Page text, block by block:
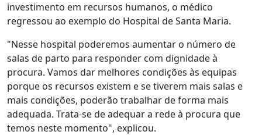
investimento em recursos humanos, o médico
regressou ao exemplo do Hospital de Santa Maria.
"Nesse hospital poderemos aumentar o número de
salas de parto para responder com dignidade à
procura. Vamos dar melhores condições às equipas
porque os recursos existem e se tiverem mais salas e
mais condições, poderão trabalhar de forma mais
adequada. Trata-se de adequar a rede à procura que
temos neste momento", explicou.